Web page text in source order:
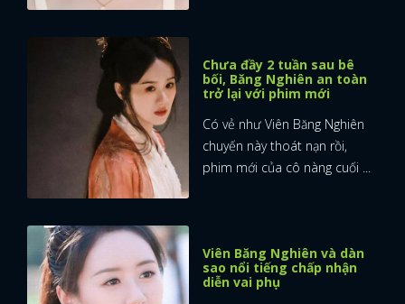
Chưa đầy 2 tuần sau bê
bối, Băng Nghiên an toàn
trở lại với phim mới
Có vẻ như Viên Băng Nghiên
chuyến này thoát nạn rồi,
phim mới của cô nàng cuối ...
Viên Băng Nghiên và dàn
sao nổi tiếng chấp nhận
diễn vai phụ